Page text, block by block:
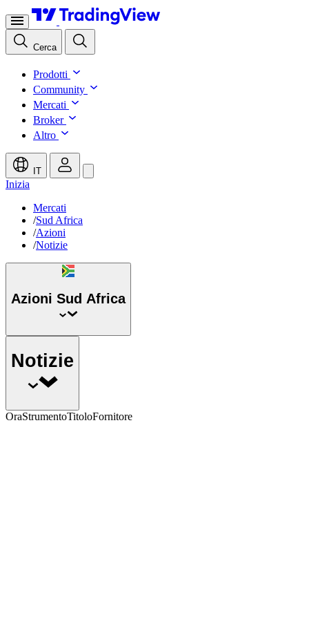
Cerca
Prodotti
Community
Mercati
Broker
Altro
IT
Inizia
Mercati
/Sud Africa
/Azioni
/Notizie
Azioni Sud Africa
Notizie
OraStrumentoTitoloFornitore